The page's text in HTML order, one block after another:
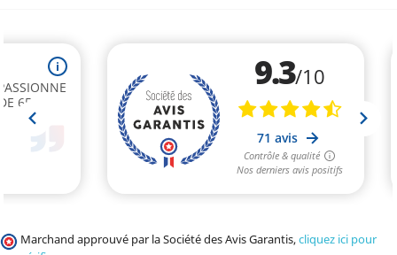
Marchand approuvé par la Société des Avis Garantis,cliquez ici pour